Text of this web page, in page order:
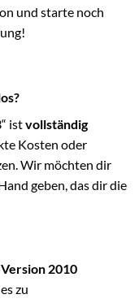
und starte noch
istvollständig
Kosten oder
Wir möchten dir
geben, das dir die
2010
zu